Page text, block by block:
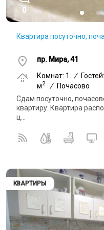
0
Квартира посуточно,
пр. Мира, 41
Комнат: 1
/
м2 / Почасово
Сдам посуточно,
квартиру. Квартира
ц...
КВАРТИРЫ